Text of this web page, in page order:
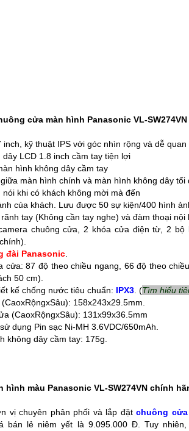
cửa màn hình Panasonic VL-SW274VN
kỹ thuật IPS với góc nhìn rộng và dễ quan
LCD 1.8 inch cầm tay tiện lợi
hình không dây cầm tay
màn hình chính và màn hình không dây
khi có khách không mời mà đến
của khách. Lưu được 50 sự kiện/400 hình
tay (Không cần tay nghe) và đàm thoại
chuông cửa, 2 khóa cửa điện từ, 2
đài Panasonic.
cửa: 87 độ theo chiều ngang, 66 độ theo
50 cm).
kế chống nước tiêu chuẩn: IPX3. (Tìm hiểu
158x243x29.5mm.
(CaoxRộngxSâu): 131x99x36.5mm
dụng Pin sạc Ni-MH 3.6VDC/650mAh.
không dây cầm tay: 175g.
hình màu Panasonic VL-SW274VN chính
vị chuyên phân phối và lắp đặtchuông
bán lẻ niêm yết là 9.095.000 Đ. Tuy